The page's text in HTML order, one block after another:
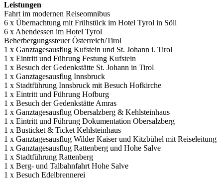
Leistungen
Fahrt im modernen Reiseomnibus
6 x Übernachtung mit Frühstück im Hotel Tyrol in Söll
6 x Abendessen im Hotel Tyrol
Beherbergungssteuer Österreich/Tirol
1 x Ganztagesausflug Kufstein und St. Johann i. Tirol
1 x Eintritt und Führung Festung Kufstein
1 x Besuch der Gedenkstätte St. Johann in Tirol
1 x Ganztagesausflug Innsbruck
1 x Stadtführung Innsbruck mit Besuch Hofkirche
1 x Eintritt und Führung Hofburg
1 x Besuch der Gedenkstätte Amras
1 x Ganztagesausflug Obersalzberg & Kehlsteinhaus
1 x Eintritt und Führung Dokumentation Obersalzberg
1 x Busticket & Ticket Kehlsteinhaus
1 x Ganztagesausflug Wilder Kaiser und Kitzbühel mit Reiseleitung
1 x Ganztagesausflug Rattenberg und Hohe Salve
1 x Stadtführung Rattenberg
1 x Berg- und Talbahnfahrt Hohe Salve
1 x Besuch Edelbrennerei